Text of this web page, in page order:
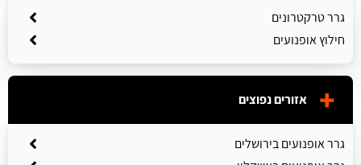
גרר טרקטרונים
חילוץ אופנועים
אזורים נפוצים
גרר אופנועים בירושלים